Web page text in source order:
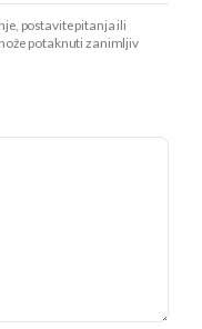
postavite pitanja ili
potaknuti zanimljiv